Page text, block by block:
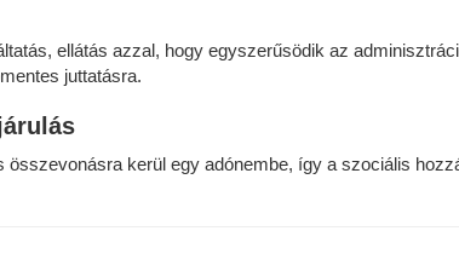
ellátás azzal, hogy egyszerűsödik az
juttatásra.
kerül egy adónembe, így a szociális